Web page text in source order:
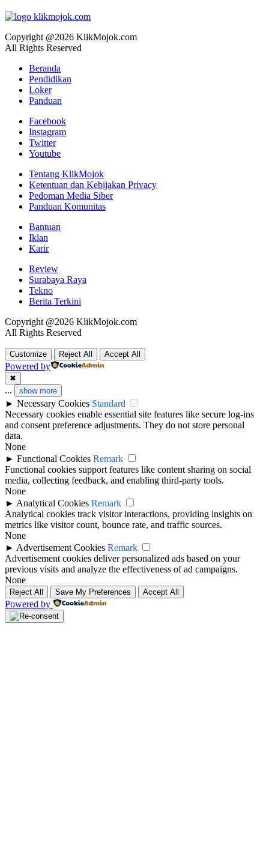
Copyright @2026 KlikMojok.com
All Rights Reserved
Beranda
Pendidikan
Loker
Panduan
Facebook
Instagram
Twitter
Youtube
Tentang KlikMojok
Ketentuan dan Kebijakan Privacy
Pedoman Media Siber
Panduan Komunitas
Bantuan
Iklan
Karir
Review
Surabaya Raya
Tekno
Berita Terkini
Copyright @2026 KlikMojok.com
All Rights Reserved
Customize Reject All Accept All
Powered by
✖
... show more
► Necessary Cookies Standard
Necessary cookies enable essential site features like secure log-ins
and consent preference adjustments. They do not store personal
data.
None
► Functional Cookies Remark
Functional cookies support features like content sharing on social
media, collecting feedback, and enabling third-party tools.
None
► Analytical Cookies Remark
Analytical cookies track visitor interactions, providing insights on
metrics like visitor count, bounce rate, and traffic sources.
None
► Advertisement Cookies Remark
Advertisement cookies deliver personalized ads based on your
previous visits and analyze the effectiveness of ad campaigns.
None
Reject All Save My Preferences Accept All
Powered by